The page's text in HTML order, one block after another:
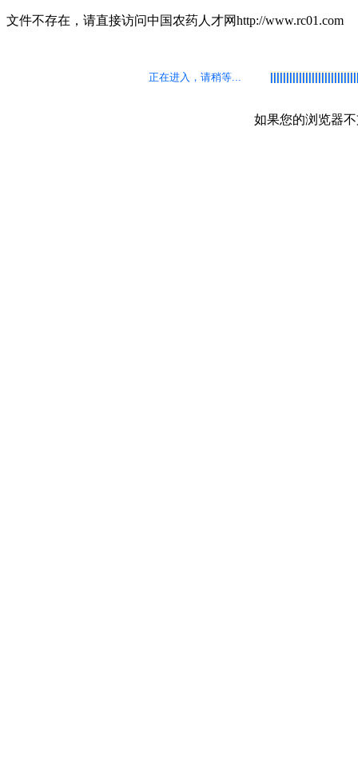
文件不存在，请直接访问中国农药人才网http://www.rc01.com
正在进入，请稍等...
如果您的浏览器